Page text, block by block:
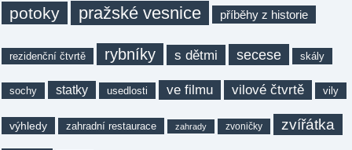
potoky pražské vesnice příběhy z historie
rezidenční čtvrtě rybníky s dětmi secese skály
sochy statky usedlosti ve filmu vilové čtvrtě vily
výhledy zahradní restaurace zahrady zvoničky zvířátka